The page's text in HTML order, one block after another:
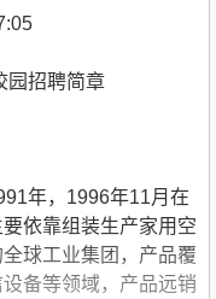
园招聘简章
年，1996年11月在
依靠组装生产家用空
球工业集团，产品覆
备等领域，产品远销